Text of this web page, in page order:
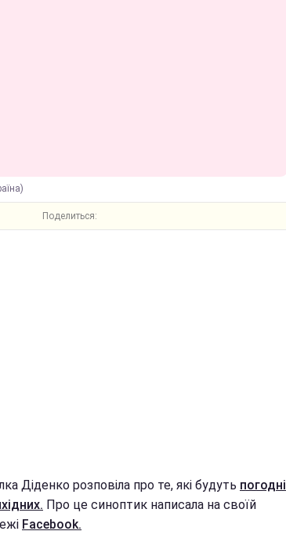
Поделиться:
Діденко розповіла про те, які будуть погодні
Про це синоптик написала на своїй
Facebook.